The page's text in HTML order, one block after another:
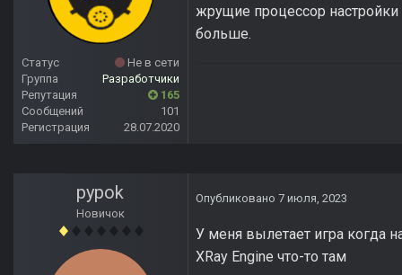
Статус
Не в сети
Группа
Разработчики
Репутация
165
Сообщений
101
Регистрация
28.07.2020
жрущие процессор
больше.
pypok
Новичок
Опубликовано 7 июля, 2023
У меня вылетает игра когда
XRay Engine что-то там